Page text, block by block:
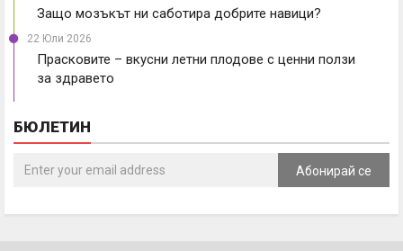
Защо мозъкът ни саботира добрите навици?
22 Юли 2026
Прасковите – вкусни летни плодове с ценни ползи
за здравето
БЮЛЕТИН
Абонирай се